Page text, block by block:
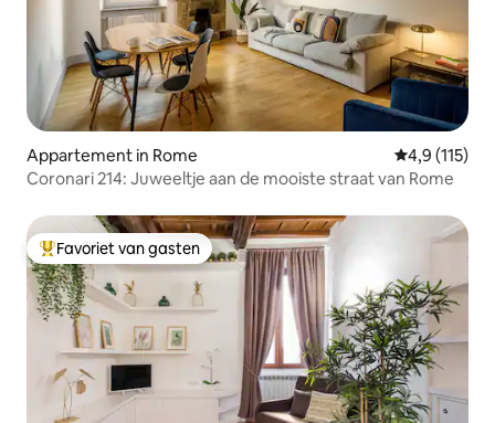
Appartement in Rome Gemiddelde
4,9 (115)
Coronari 214: Juweeltje aan de mooiste straat van Rome
Topfavoriet van gasten
Favoriet van gasten